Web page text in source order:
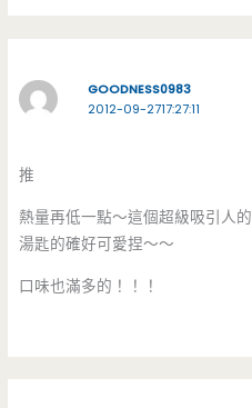
GOODNESS0983
2012-09-2717:27:11
推
熱量再低一點～這個超級吸引人
湯匙的確好可愛捏～～
口味也滿多的！！！